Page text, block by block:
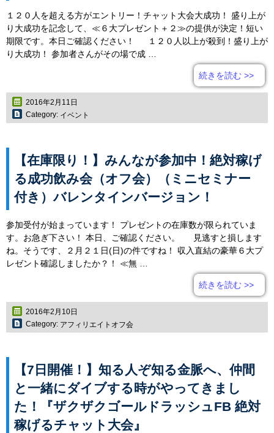
１２０人を超える方がエントリー！チャット大会大成功！ 盛り上が
り大成功を記念して、≪６大プレゼント＋２≫の提供が決定！短い
期限です。本日ご確認ください！ １２０人以上が殺到！盛り上が
り大成功！ 参加者さんがその場で成 …
続きを読む >>
2016年2月11日
Category: イベント
【在庫限り！】みんなが参加中！絶対稼げ
る成功飲み会（オフ会）（ミニセミナー
付き）バレンタインバージョン！
参加受付が始まっています！ プレゼントの在庫数が限られていま
す。お急ぎ下さい！ 本日、ご確認ください。 見逃すと損します
ね。そうです、２月２１日(日)の件ですね！ 収入直結の豪華６大プ
レゼント確認しましたか？！ ≪無 …
続きを読む >>
2016年2月10日
Category: アフィリエイトオフ会
【7日開催！】知る人ぞ知る金脈へ、仲間
と一緒にダイブする時がやってきまし
た！『ザクザクゴールドラッシュFB 絶対
稼げるチャット大会』